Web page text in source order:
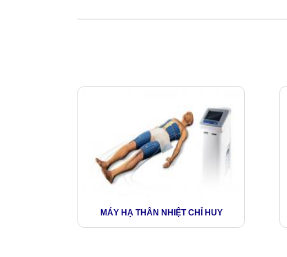
MÁY HẠ THÂN NHIỆT CHỈ HUY